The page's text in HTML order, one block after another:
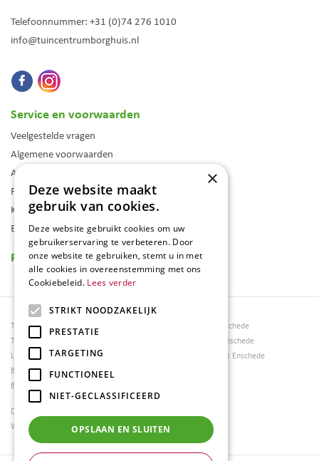
Telefoonnummer: +31 (0)74 276 1010
info@tuincentrumborghuis.nl
Service en voorwaarden
Veelgestelde vragen
Algemene voorwaarden
Assortiment
Folder
Klantenkaart
Blog
Reviews
Tuincentrum Borghuis
Tuinmeubels
Loungesets
Bloemen
Barbecues
Tuinmeubels Enschede
Tuinmeubelen Enschede
Woonaccessoires Enschede
Dierenwinkel Enschede
Weber bbq kopen Hengelo
×
Deze website maakt
gebruik van cookies.
Deze website gebruikt cookies om uw
gebruikerservaring te verbeteren. Door
onze website te gebruiken, stemt u in met
alle cookies in overeenstemming met ons
Cookiebeleid. Lees verder
STRIKT NOODZAKELIJK
PRESTATIE
TARGETING
FUNCTIONEEL
NIET-GECLASSIFICEERD
OPSLAAN EN SLUITEN